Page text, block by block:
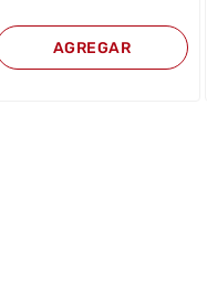
AGREGAR